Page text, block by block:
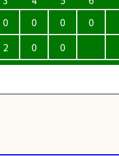
0
2
0
0
0
0
0